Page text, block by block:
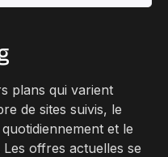
plans qui varient
de sites suivis, le
et le
offres actuelles se